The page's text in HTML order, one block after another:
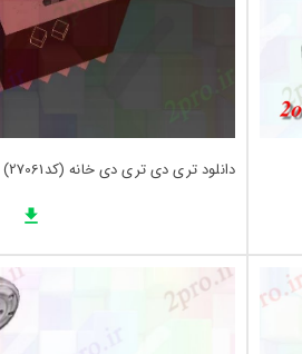
دانلود تری دی تری دی خانه (کد27061)